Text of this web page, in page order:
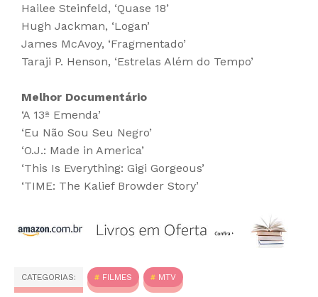
Hailee Steinfeld, ‘Quase 18’
Hugh Jackman, ‘Logan’
James McAvoy, ‘Fragmentado’
Taraji P. Henson, ‘Estrelas Além do Tempo’
Melhor Documentário
‘A 13ª Emenda’
‘Eu Não Sou Seu Negro’
‘O.J.: Made in America’
‘This Is Everything: Gigi Gorgeous’
‘TIME: The Kalief Browder Story’
CATEGORIAS: FILMES MTV